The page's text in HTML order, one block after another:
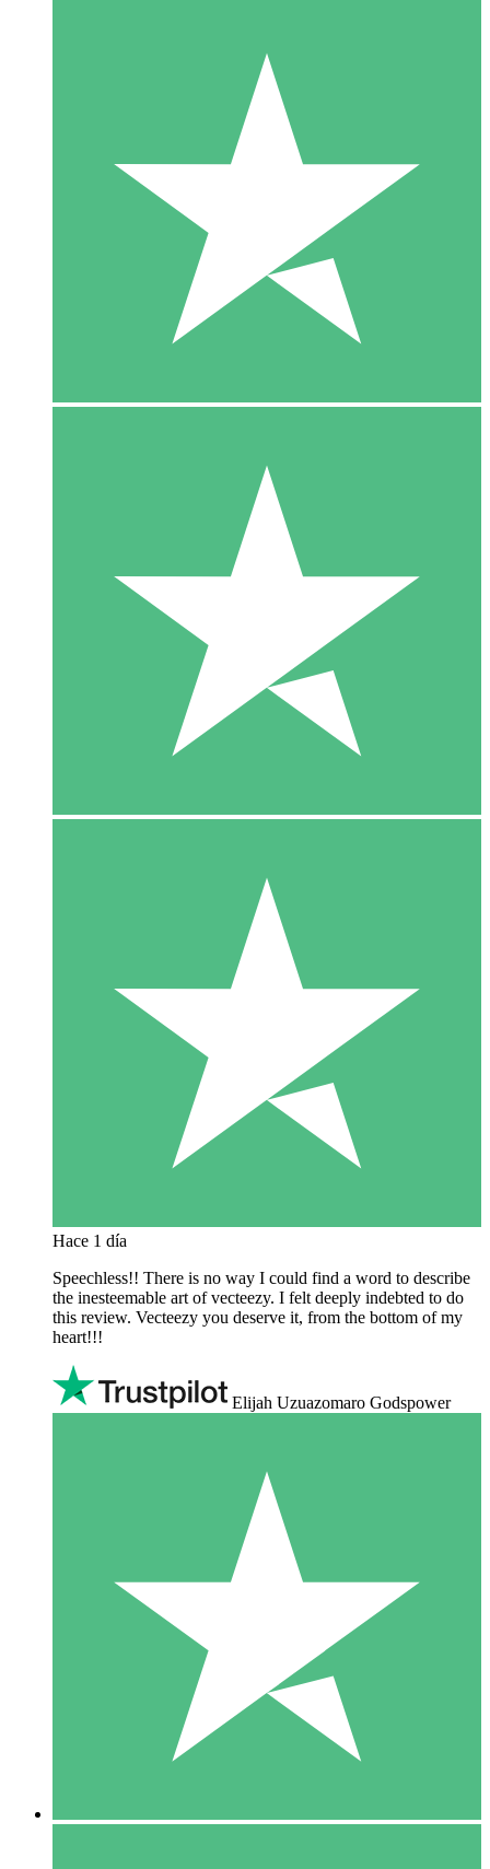
Hace 1 día
Speechless!! There is no way I could find a word to describe
the inesteemable art of vecteezy. I felt deeply indebted to do
this review. Vecteezy you deserve it, from the bottom of my
heart!!!
Elijah Uzuazomaro Godspower